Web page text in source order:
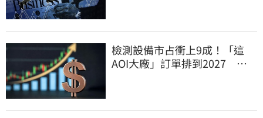
檢測設備市占衝上9成！「這
AOI大廠」訂單排到2027 目